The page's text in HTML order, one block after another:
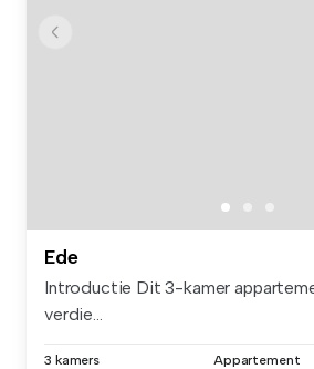
Ede
Introductie Dit 3-kamer
verdie...
3 kamers Appartement